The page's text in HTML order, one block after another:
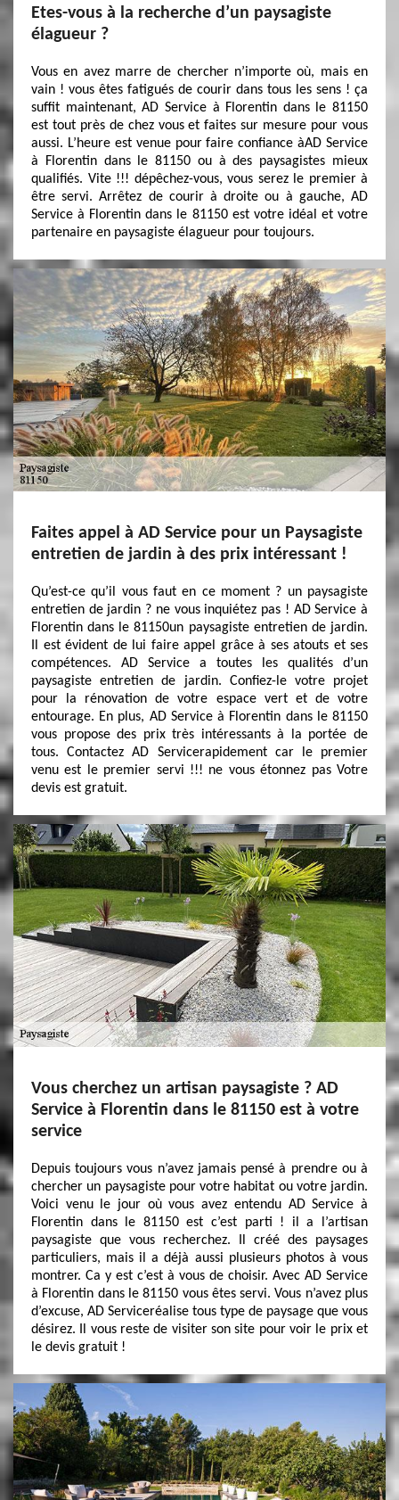
Etes-vous à la recherche d’un paysagiste
élagueur ?
Vous en avez marre de chercher n’importe où, mais en
vain ! vous êtes fatigués de courir dans tous les sens ! ça
suffit maintenant, AD Service à Florentin dans le 81150
est tout près de chez vous et faites sur mesure pour vous
aussi. L’heure est venue pour faire confiance àAD Service
à Florentin dans le 81150 ou à des paysagistes mieux
qualifiés. Vite !!! dépêchez-vous, vous serez le premier à
être servi. Arrêtez de courir à droite ou à gauche, AD
Service à Florentin dans le 81150 est votre idéal et votre
partenaire en paysagiste élagueur pour toujours.
Faites appel à AD Service pour un Paysagiste
entretien de jardin à des prix intéressant !
Qu’est-ce qu’il vous faut en ce moment ? un paysagiste
entretien de jardin ? ne vous inquiétez pas ! AD Service à
Florentin dans le 81150un paysagiste entretien de jardin.
Il est évident de lui faire appel grâce à ses atouts et ses
compétences. AD Service a toutes les qualités d’un
paysagiste entretien de jardin. Confiez-le votre projet
pour la rénovation de votre espace vert et de votre
entourage. En plus, AD Service à Florentin dans le 81150
vous propose des prix très intéressants à la portée de
tous. Contactez AD Servicerapidement car le premier
venu est le premier servi !!! ne vous étonnez pas Votre
devis est gratuit.
Vous cherchez un artisan paysagiste ? AD
Service à Florentin dans le 81150 est à votre
service
Depuis toujours vous n’avez jamais pensé à prendre ou à
chercher un paysagiste pour votre habitat ou votre jardin.
Voici venu le jour où vous avez entendu AD Service à
Florentin dans le 81150 est c’est parti ! il a l’artisan
paysagiste que vous recherchez. Il créé des paysages
particuliers, mais il a déjà aussi plusieurs photos à vous
montrer. Ca y est c’est à vous de choisir. Avec AD Service
à Florentin dans le 81150 vous êtes servi. Vous n’avez plus
d’excuse, AD Serviceréalise tous type de paysage que vous
désirez. Il vous reste de visiter son site pour voir le prix et
le devis gratuit !